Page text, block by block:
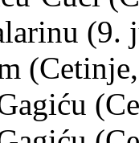
(9.